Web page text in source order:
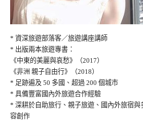
* 資深旅遊部落客／旅遊講座講師
* 出版兩本旅遊專書：
《中東的美麗與哀愁》（2017）
《非洲 親子自由行》（2018）
* 足跡遍及 50 多國、超過 200 個城市
* 具備豐富國內外旅遊合作經驗
* 深耕於自助旅行、親子旅遊、國內外旅宿與
容創作